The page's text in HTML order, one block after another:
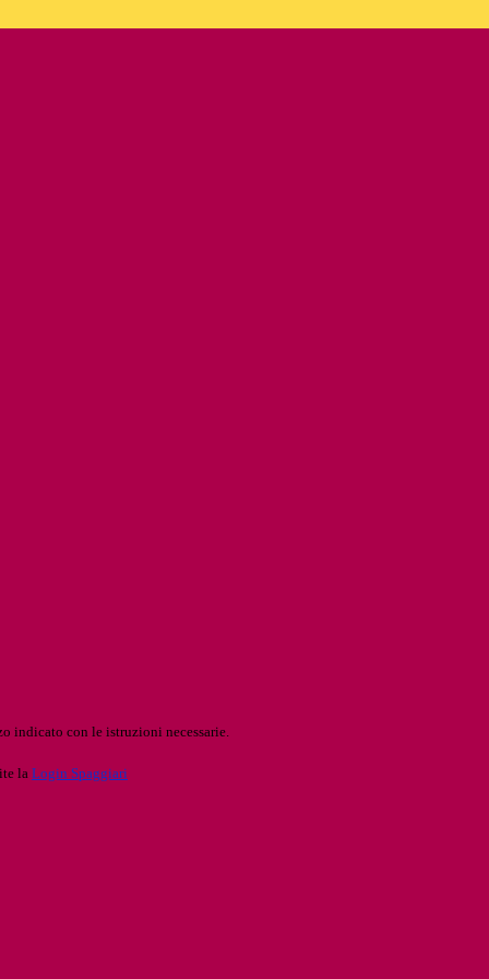
indicato con le istruzioni necessarie.
la Login Spaggiari